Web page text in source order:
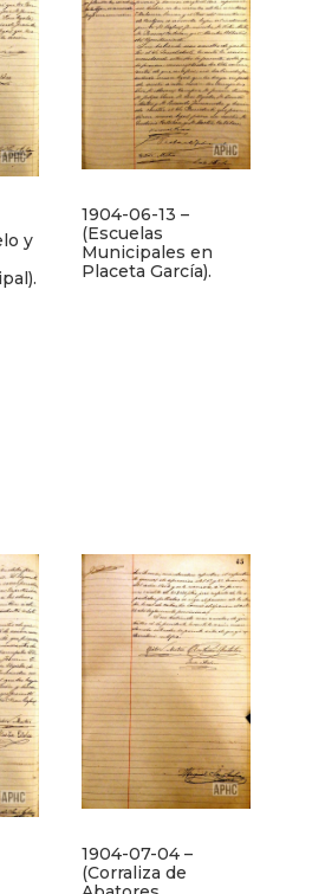
y
1904-06-13 –
(Escuelas
Municipales en
Placeta García).
1904-07-04 –
(Corraliza de